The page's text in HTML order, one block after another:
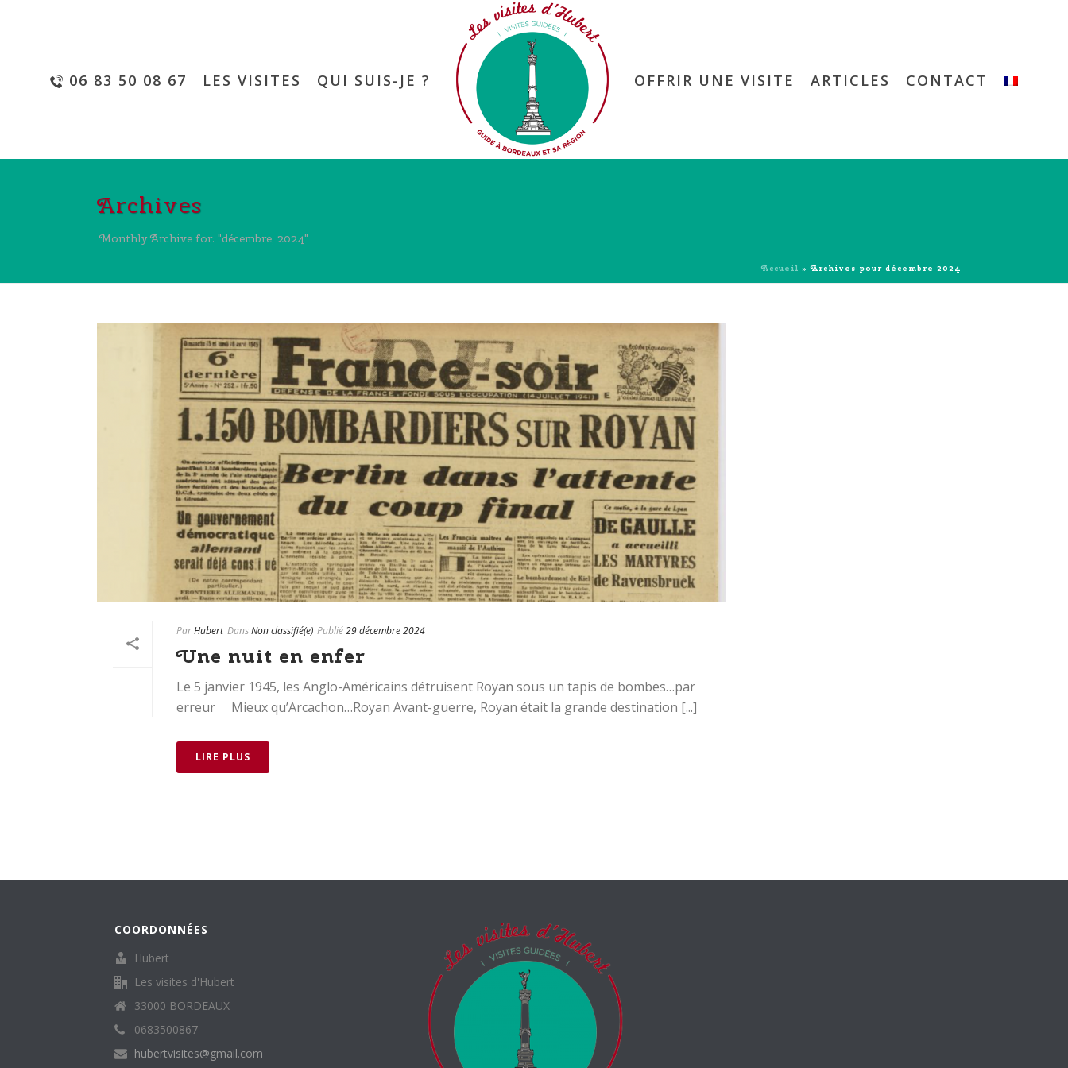
06 83 50 08 67 LES VISITES QUI SUIS-JE ? OFFRIR UNE VISITE ARTICLES CONTACT
Archives
Monthly Archive for: "décembre, 2024"
Accueil »Archives pour décembre 2024
ParHubert DansNon classifié(e) Publié29 décembre 2024
Une nuit en enfer
Le 5 janvier 1945, les Anglo-Américains détruisent Royan sous un tapis de bombes…par
erreur Mieux qu’Arcachon…Royan Avant-guerre, Royan était la grande destination [...]
LIRE PLUS
COORDONNÉES
Hubert
Les visites d'Hubert
33000 BORDEAUX
0683500867
hubertvisites@gmail.com